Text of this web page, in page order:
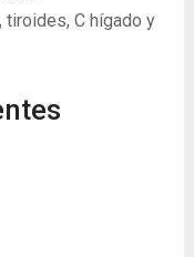
tiroides, Chígado y